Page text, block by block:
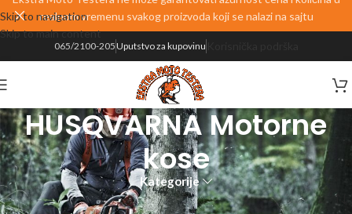
Skip to navigation
Skip to main content
realnom vremenu svakog proizvoda koji se nalazi na sajtu
065/2100-205Uputstvo za kupovinu
HUSQVARNA Motorne
kose
Kategorije
Početna HUSQVARNA HUSQVARNA Motorne kose